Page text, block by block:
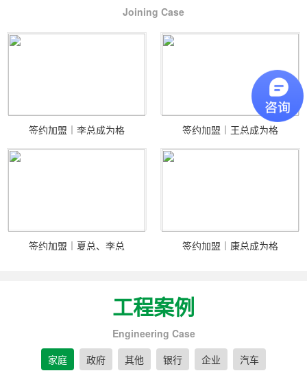
Joining Case
签约加盟｜李总成为格 签约加盟｜王总成为格
签约加盟｜夏总、李总 签约加盟｜康总成为格
工程案例
Engineering Case
家庭
政府 其他 银行 企业 汽车